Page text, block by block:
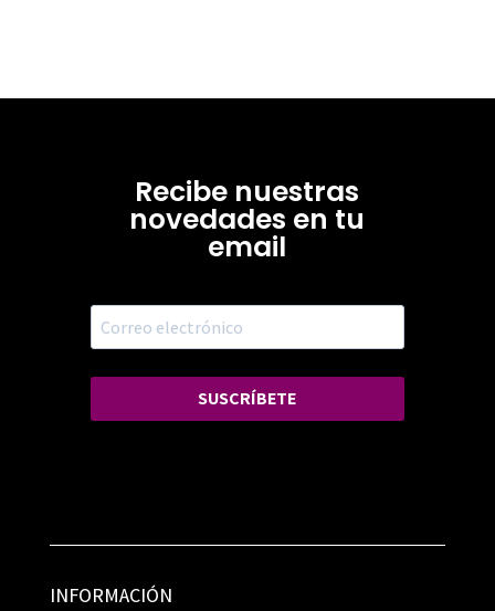
Recibe nuestras
novedades en tu
email
SUSCRÍBETE
INFORMACIÓN